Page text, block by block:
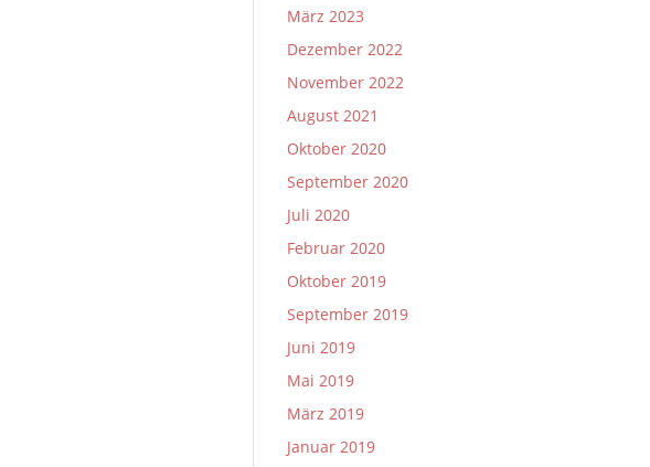
März 2023
Dezember 2022
November 2022
August 2021
Oktober 2020
September 2020
Juli 2020
Februar 2020
Oktober 2019
September 2019
Juni 2019
Mai 2019
März 2019
Januar 2019